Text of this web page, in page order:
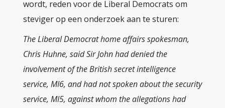
wordt, reden voor de Liberal Democrats om
steviger op een onderzoek aan te sturen:
The Liberal Democrat home affairs spokesman,
Chris Huhne, said Sir John had denied the
involvement of the British secret intelligence
service, MI6, and had not spoken about the security
service, MI5, against whom the allegations had